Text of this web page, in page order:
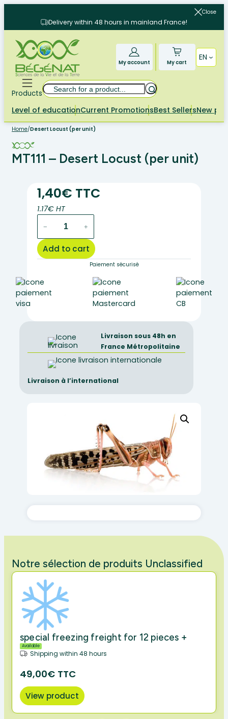
content
Close
Delivery within 48 hours in mainland France!
My account My cart
EN
Products
Search
Level of educationCurrent PromotionsBest SellersNew
Home/Desert Locust (per unit)
MT111 – Desert Locust (per unit)
1,40€ TTC
1.17€ HT
Desert
Locust
quantity
− +
Add to cart
Paiement sécurisé
Livraison sous 48h en
France Métropolitaine
Livraison à l’international
Notre sélection de produits Unclassified
special freezing freight for 12 pieces +
Available
Shipping within 48 hours
49,00€ TTC
View product